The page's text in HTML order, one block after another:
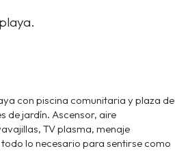
con piscina comunitaria y plaza de
de jardín. Ascensor, aire
TV plasma, menaje
lo necesario para sentirse como